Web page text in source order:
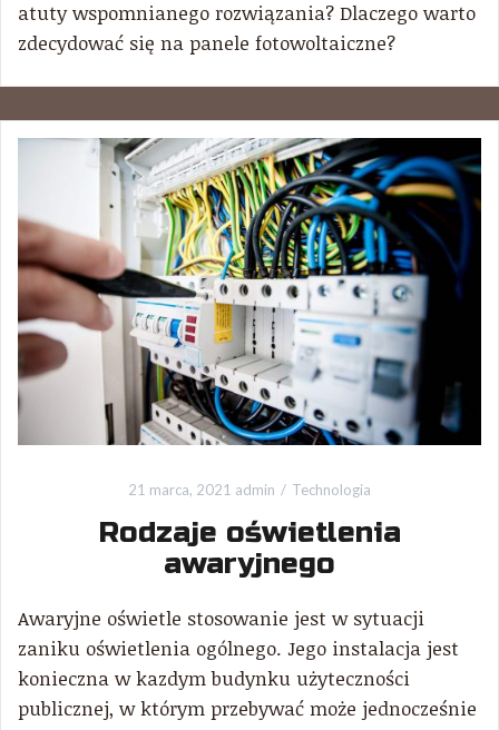
atuty wspomnianego rozwiązania? Dlaczego warto
zdecydować się na panele fotowoltaiczne?
21 marca, 2021 admin Technologia
Rodzaje oświetlenia
awaryjnego
Awaryjne oświetle stosowanie jest w sytuacji
zaniku oświetlenia ogólnego. Jego instalacja jest
konieczna w kazdym budynku użyteczności
publicznej, w którym przebywać może jednocześnie